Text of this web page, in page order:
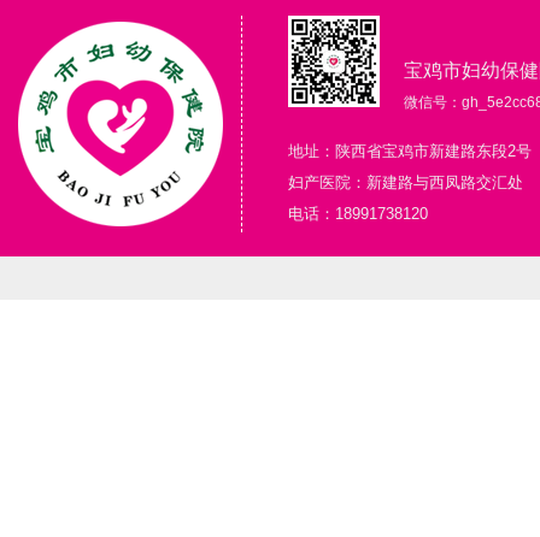
宝鸡市妇幼保
微信号：
地址：陕西省宝鸡市新建路东段2号
妇产医院：新建路与西凤路交汇处
电话：18991738120